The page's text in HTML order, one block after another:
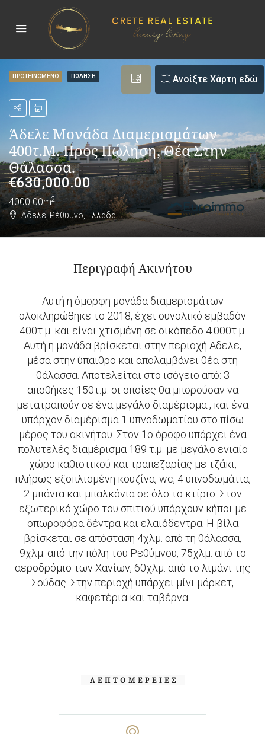
Ανοίξτε Χάρτη εδώ
ΠΡΟΤΕΙΝΟΜΕΝΟ ΠΏΛΗΣΗ
Άδελε Μονάδα Διαμερισμάτων
400τ.μ. Προς Πώληση, Θέα Στην
Θάλασσα.
€630,000.00
4000.00m2
Άδελε, Ρέθυμνο, Ελλάδα
Περιγραφή Ακινήτου
Αυτή η όμορφη μονάδα διαμερισμάτων
ολοκληρώθηκε το 2018, έχει συνολικό εμβαδόν
400τ.μ. και είναι χτισμένη σε οικόπεδο 4.000τ.μ.
Αυτή η μονάδα βρίσκεται στην περιοχή Αδελε,
μέσα στην ύπαιθρο και απολαμβάνει θέα στη
θάλασσα. Αποτελείται στο ισόγειο από: 3
αποθήκες 150τ.μ. οι οποίες θα μπορούσαν να
μετατραπούν σε ένα μεγάλο διαμέρισμα , και ένα
υπάρχον διαμέρισμα 1 υπνοδωματίου στο πίσω
μέρος του ακινήτου. Στον 1ο όροφο υπάρχει ένα
πολυτελές διαμέρισμα 189 τ.μ. με μεγάλο ενιαίο
χώρο καθιστικού και τραπεζαρίας με τζάκι,
πλήρως εξοπλισμένη κουζίνα, wc, 4 υπνοδωμάτια,
2 μπάνια και μπαλκόνια σε όλο το κτίριο. Στον
εξωτερικό χώρο του σπιτιού υπάρχουν κήποι με
οπωροφόρα δέντρα και ελαιόδεντρα. Η βίλα
βρίσκεται σε απόσταση 4χλμ. από τη θάλασσα,
9χλμ. από την πόλη του Ρεθύμνου, 75χλμ. από το
αεροδρόμιο των Χανίων, 60χλμ. από το λιμάνι της
Σούδας. Στην περιοχή υπάρχει μίνι μάρκετ,
καφετέρια και ταβέρνα.
ΛΕΠΤΟΜΈΡΕΙΕΣ